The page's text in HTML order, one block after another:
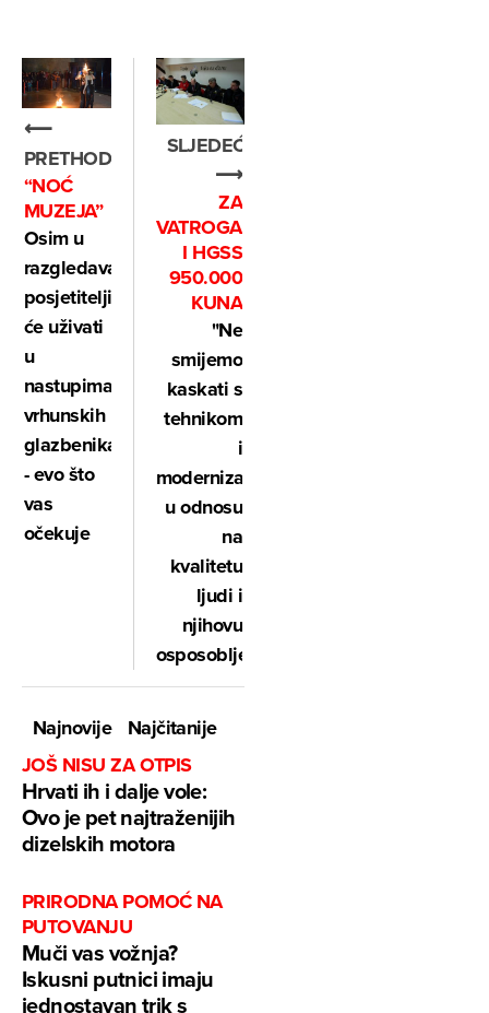
⟵
PRETHODNO
“NOĆ
MUZEJA”
Osim u
razgledavanju,
posjetitelji
će uživati
u
nastupima
vrhunskih
glazbenika
- evo što
vas
očekuje
SLJEDEĆE
⟶
ZA
VATROGASCE
I HGSS
950.000
KUNA
"Ne
smijemo
kaskati s
tehnikom
i
modernizacijom
u odnosu
na
kvalitetu
ljudi i
njihovu
osposobljenost"
Najnovije
Najčitanije
JOŠ NISU ZA OTPIS
Hrvati ih i dalje vole:
Ovo je pet najtraženijih
dizelskih motora
PRIRODNA POMOĆ NA
PUTOVANJU
Muči vas vožnja?
Iskusni putnici imaju
jednostavan trik s